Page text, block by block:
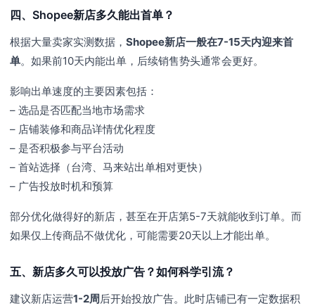
四、Shopee新店多久能出首单？
根据大量卖家实测数据， Shopee新店一般在7-15天内迎来首
单。如果前10天内能出单，后续销售势头通常会更好。
影响出单速度的主要因素包括：
– 选品是否匹配当地市场需求
– 店铺装修和商品详情优化程度
– 是否积极参与平台活动
– 首站选择（台湾、马来站出单相对更快）
– 广告投放时机和预算
部分优化做得好的新店，甚至在开店第5-7天就能收到订单。而
如果仅上传商品不做优化，可能需要20天以上才能出单。
五、新店多久可以投放广告？如何科学引流？
建议新店运营1-2周后开始投放广告。此时店铺已有一定数据积